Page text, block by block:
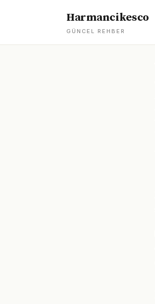
Harmancikesco
GÜNCEL REHBER